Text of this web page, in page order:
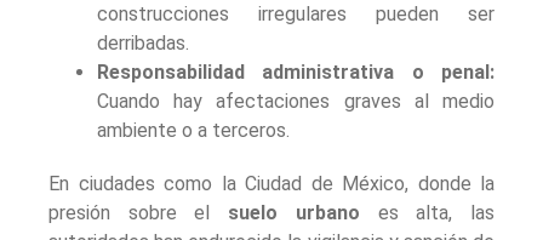
construcciones irregulares pueden ser
derribadas.
Responsabilidad administrativa o penal:
Cuando hay afectaciones graves al medio
ambiente o a terceros.
En ciudades como la Ciudad de México, donde la
presión sobre el suelo urbano es alta, las